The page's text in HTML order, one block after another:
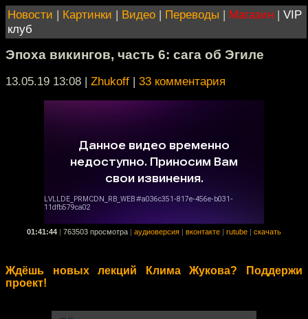
Новости | Картинки | Видео | Переводы | Магазин | VIP
клуб
Эпоха викингов, часть 6: сага об Эгиле
13.05.19 13:08 | Zhukoff | 33 комментария
01:41:44 763503 просмотра аудиоверсия вконтакте rutube скачать
Ждёшь новых лекций Клима Жукова? Поддержи
проект!